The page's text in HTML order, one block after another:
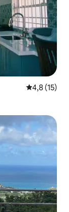
Évaluation
4,8 (15)